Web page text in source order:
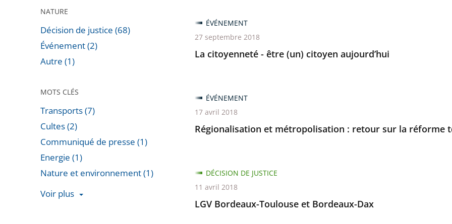
NATURE
Décision de justice (68)
Événement (2)
Autre (1)
MOTS CLÉS
Transports (7)
Cultes (2)
Communiqué de presse (1)
Energie (1)
Nature et environnement (1)
Voir plus
La citoyenneté - être (un) citoyen aujourd’hui
ÉVÉNEMENT
27 septembre 2018
Régionalisation et métropolisation : retour sur la réforme
ÉVÉNEMENT
17 avril 2018
LGV Bordeaux-Toulouse et Bordeaux-Dax
DÉCISION DE JUSTICE
11 avril 2018